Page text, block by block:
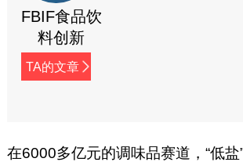
FBIF食品饮
料创新
TA的文章
在6000多亿元的调味品赛道，“低盐